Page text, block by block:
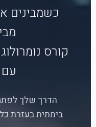
כשמבינים
קורס
הדרך שלך
בימתית בעזרת